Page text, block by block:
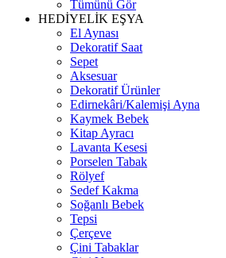
Tümünü Gör
HEDİYELİK EŞYA
El Aynası
Dekoratif Saat
Sepet
Aksesuar
Dekoratif Ürünler
Edirnekâri/Kalemişi Ayna
Kaymek Bebek
Kitap Ayracı
Lavanta Kesesi
Porselen Tabak
Rölyef
Sedef Kakma
Soğanlı Bebek
Tepsi
Çerçeve
Çini Tabaklar